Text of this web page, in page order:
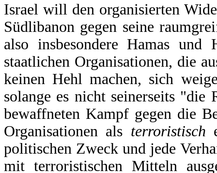
Israel will den organisierten
Südlibanon gegen seine
also insbesondere Hamas
staatlichen Organisationen, die
keinen Hehl machen, sich
solange es nicht seinerseits "die
bewaffneten Kampf gegen die
Organisationen als terroristisch
politischen Zweck und jede
mit terroristischen Mitteln